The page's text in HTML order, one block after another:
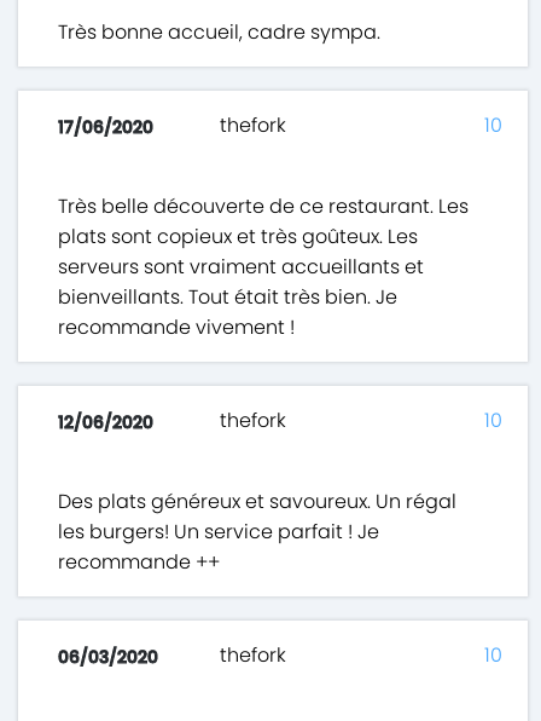
Très bonne accueil, cadre sympa.
17/06/2020 thefork
Très belle découverte de ce restaurant. Les
plats sont copieux et très goûteux. Les
serveurs sont vraiment accueillants et
bienveillants. Tout était très bien. Je
recommande vivement !
10
12/06/2020 thefork
Des plats généreux et savoureux. Un régal
les burgers! Un service parfait ! Je
recommande ++
10
06/03/2020 thefork 10